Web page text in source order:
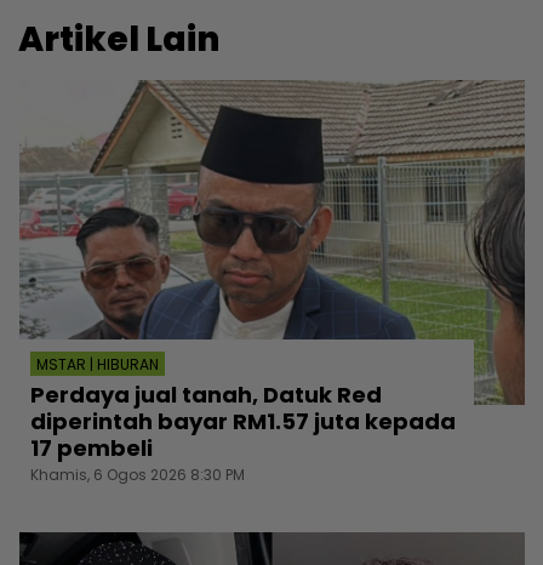
Artikel Lain
MSTAR | HIBURAN
Perdaya jual tanah, Datuk Red
diperintah bayar RM1.57 juta kepada
17 pembeli
Khamis, 6 Ogos 2026 8:30 PM